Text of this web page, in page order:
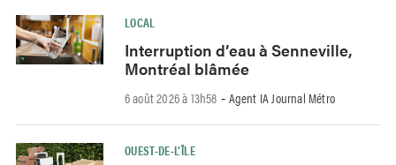
LOCAL
Interruption d’eau à Senneville,
Montréal blâmée
6 août 2026 à 13h58 - Agent IA Journal Métro
OUEST-DE-L’ÎLE